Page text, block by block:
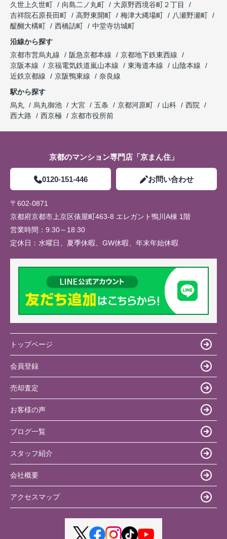
久世上久世町
向島二ノ丸町
大原野西境谷町２丁目
吉祥院石原長田町
高野東開町 梅津大縄場町
八瀬野瀬町
醍醐大構町
西橋詰町
中堂寺坊城町
沿線から探す
京都市営烏丸線
阪急京都本線
京都地下鉄東西線
京阪本線
京福電気鉄道嵐山本線 東海道本線
山陰本線
近鉄京都線
京阪鴨東線
奈良線
駅から探す
烏丸
烏丸御池 大宮 五条 京都河原町 山科
西院
西大路
西京極 京都市役所前
京都のマンション専門店「京まん住」
0120-151-446 お問い合わせ
〒602-0871
京都府京都市上京区俵屋町463-8 エレガント鴨川A棟 1階
営業時間： 9:30～18:30
定休日： 水曜日、夏季休暇、GW休暇、年末年始休暇
トップページ
会員登録
売却査定
お客様の声
ブログ一覧
スタッフ紹介
会社概要
アクセスマップ